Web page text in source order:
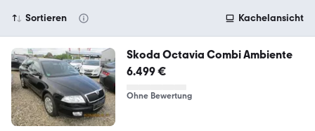
Sortieren Kachelansicht
Skoda Octavia Combi Ambiente
6.499 €
Ohne Bewertung